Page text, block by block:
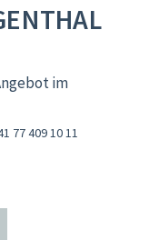
im
77 409 10 11